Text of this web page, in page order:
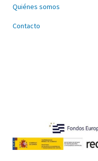
Quiénes somos
Contacto